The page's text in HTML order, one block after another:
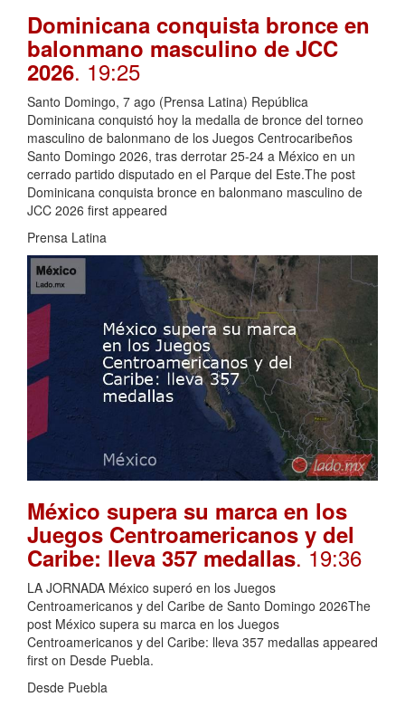
Dominicana conquista bronce en
balonmano masculino de JCC
2026. 19:25
Santo Domingo, 7 ago (Prensa Latina) República
Dominicana conquistó hoy la medalla de bronce del torneo
masculino de balonmano de los Juegos Centrocaribeños
Santo Domingo 2026, tras derrotar 25-24 a México en un
cerrado partido disputado en el Parque del Este.The post
Dominicana conquista bronce en balonmano masculino de
JCC 2026 first appeared
Prensa Latina
México supera su marca en los
Juegos Centroamericanos y del
Caribe: lleva 357 medallas. 19:36
LA JORNADA México superó en los Juegos
Centroamericanos y del Caribe de Santo Domingo 2026The
post México supera su marca en los Juegos
Centroamericanos y del Caribe: lleva 357 medallas appeared
first on Desde Puebla.
Desde Puebla